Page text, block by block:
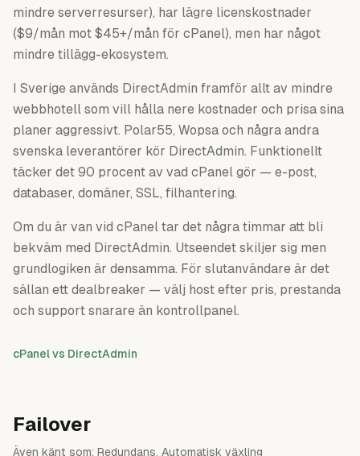
mindre serverresurser), har lägre licenskostnader
($9/mån mot $45+/mån för cPanel), men har något
mindre tillägg-ekosystem.
I Sverige används DirectAdmin framför allt av mindre
webbhotell som vill hålla nere kostnader och prisa sina
planer aggressivt. Polar55, Wopsa och några andra
svenska leverantörer kör DirectAdmin. Funktionellt
täcker det 90 procent av vad cPanel gör — e-post,
databaser, domäner, SSL, filhantering.
Om du är van vid cPanel tar det några timmar att bli
bekväm med DirectAdmin. Utseendet skiljer sig men
grundlogiken är densamma. För slutanvändare är det
sällan ett dealbreaker — välj host efter pris, prestanda
och support snarare än kontrollpanel.
cPanel vs DirectAdmin
Failover
Även känt som: Redundans, Automatisk växling